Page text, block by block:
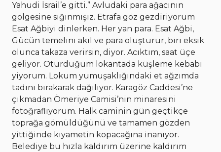
Yahudi İsrail’e gitti.” Avludaki para ağacının
gölgesine sığınmışız. Etrafa göz gezdiriyorum
Esat Ağbiyi dinlerken. Her yan para. Esat Ağbi,
Gücün temelini akıl ve para oluşturur, biri eksik
olunca takaza verirsin, diyor. Acıktım, saat üçe
geliyor. Oturduğum lokantada küşleme kebabı
yiyorum. Lokum yumuşaklığındaki et ağzımda
tadını bırakarak dağılıyor. Karagöz Caddesi’ne
çıkmadan Ömeriye Camisi’nin minaresini
fotoğraflıyorum. Halk caminin gün geçtikçe
toprağa gömüldüğünü ve tamamen gözden
yittiğinde kıyametin kopacağına inanıyor.
Belediye bu hızla kaldırım üzerine kaldırım